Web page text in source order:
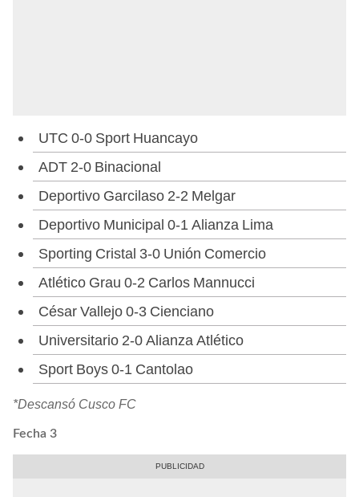
UTC 0-0 Sport Huancayo
ADT 2-0 Binacional
Deportivo Garcilaso 2-2 Melgar
Deportivo Municipal 0-1 Alianza Lima
Sporting Cristal 3-0 Unión Comercio
Atlético Grau 0-2 Carlos Mannucci
César Vallejo 0-3 Cienciano
Universitario 2-0 Alianza Atlético
Sport Boys 0-1 Cantolao
*Descansó Cusco FC
Fecha 3